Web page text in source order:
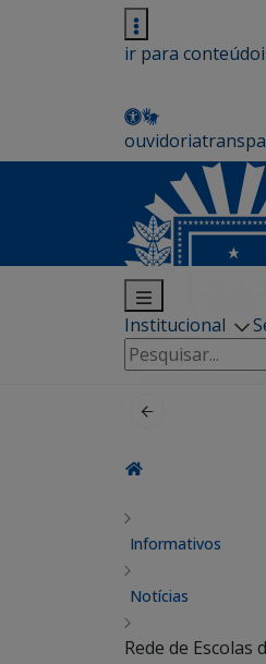
ir para conteúdo
ouvidoria
Institucional
Pesquisar
por:
Informativos
Notícias
Rede de